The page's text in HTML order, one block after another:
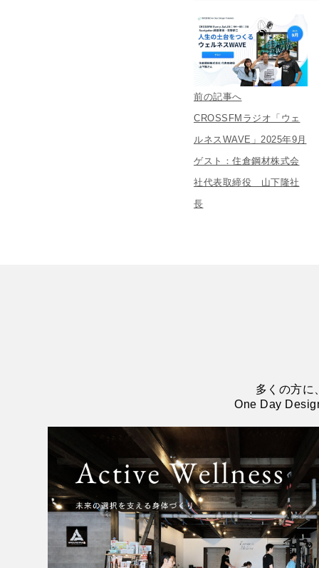
前の記事へ
CROSSFMラジオ「ウェ
ルネスWAVE」2025年9月
ゲスト：住倉鋼材株式会
社代表取締役 山下隆社
長
多くの方に
One Day